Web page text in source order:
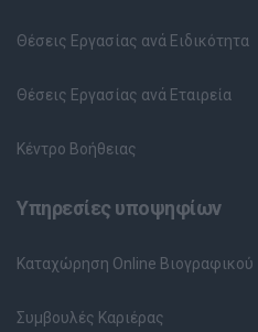
Θέσεις Εργασίας ανά Ειδικότητα
Θέσεις Εργασίας ανά Εταιρεία
Κέντρο Βοήθειας
Υπηρεσίες υποψηφίων
Καταχώρηση Online Βιογραφικού
Συμβουλές Καριέρας